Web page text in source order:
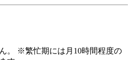
。 ※繁忙期には月10時間程度の